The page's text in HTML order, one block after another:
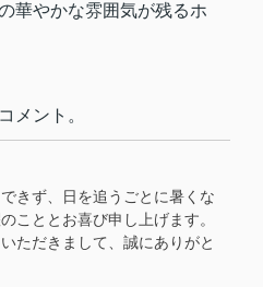
華やかな雰囲気が残るホ
メント。
きず、日を追うごとに暑くな
こととお喜び申し上げます。
ただきまして、誠にありがと